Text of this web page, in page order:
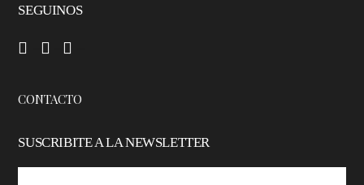
SEGUINOS
CONTACTO
SUSCRIBITE A LA NEWSLETTER